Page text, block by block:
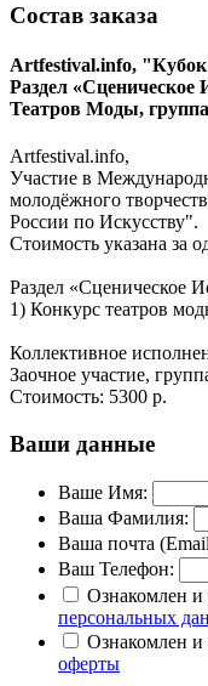
Состав заказа
Artfestival.info, "Кубок
Раздел «Сценическое
Театров Моды,
Artfestival.info,
Участие в
молодёжного
России по Искусству".
Стоимость указана за
Раздел «Сценическое
1) Конкурс театров
Коллективное
Заочное участие,
Стоимость: 5300 р.
Ваши данные
Ваше Имя:
Ваша Фамилия:
Ваша почта
Ваш Телефон:
Ознакомлен и
персональных
Ознакомлен и
оферты